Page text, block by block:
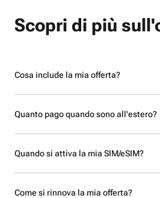
Scopri di più
Cosa include la mia offerta?
Quanto pago quando sono all'estero?
Quando si attiva la mia SIM/eSIM?
Come si rinnova la mia offerta?